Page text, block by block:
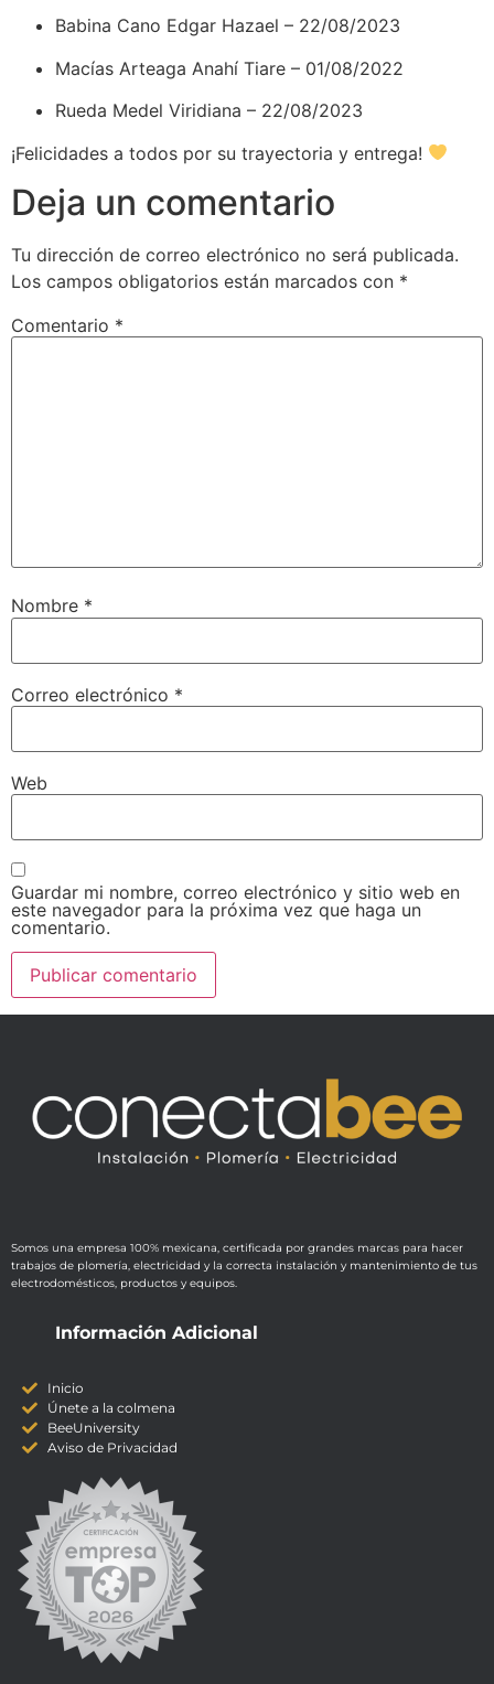
Babina Cano Edgar Hazael – 22/08/2023
Macías Arteaga Anahí Tiare – 01/08/2022
Rueda Medel Viridiana – 22/08/2023
¡Felicidades a todos por su trayectoria y entrega!
Deja un comentario
Tu dirección de correo electrónico no será publicada.
Los campos obligatorios están marcados con *
Comentario *
Nombre *
Correo electrónico *
Web
Guardar mi nombre, correo electrónico y sitio web en
este navegador para la próxima vez que haga un
comentario.
Somos una empresa 100% mexicana, certificada por grandes marcas para hacer
trabajos de plomería, electricidad y la correcta instalación y mantenimiento de tus
electrodomésticos, productos y equipos.
Información Adicional
Inicio
Únete a la colmena
BeeUniversity
Aviso de Privacidad